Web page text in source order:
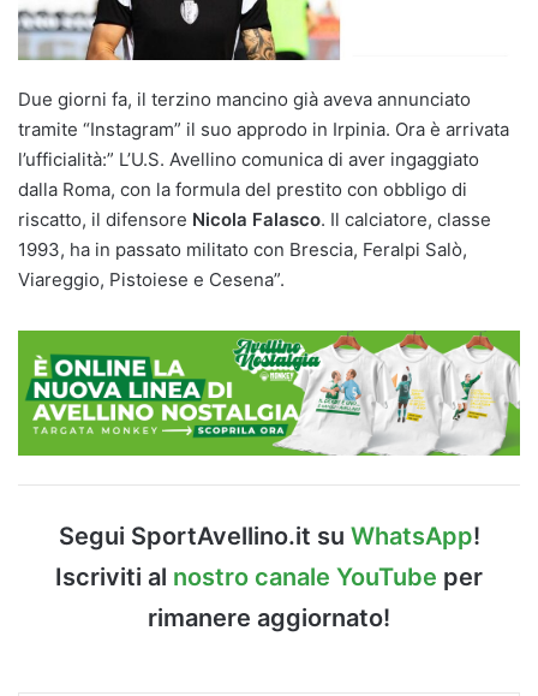
Due giorni fa, il terzino mancino già aveva annunciato
tramite “Instagram” il suo approdo in Irpinia. Ora è arrivata
l’ufficialità:” L’U.S. Avellino comunica di aver ingaggiato
dalla Roma, con la formula del prestito con obbligo di
riscatto, il difensore Nicola Falasco. Il calciatore, classe
1993, ha in passato militato con Brescia, Feralpi Salò,
Viareggio, Pistoiese e Cesena”.
Segui SportAvellino.it su WhatsApp!
Iscriviti al nostro canale YouTube per
rimanere aggiornato!